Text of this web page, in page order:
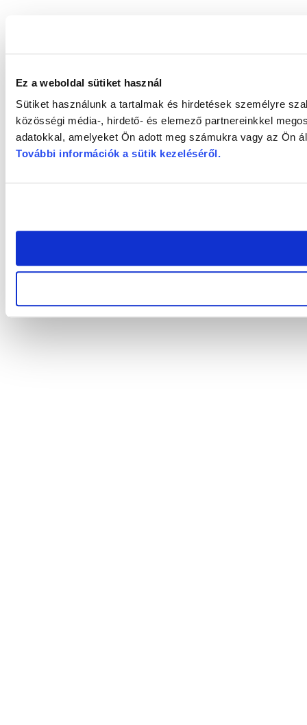
Ez a weboldal sütiket használ
Sütiket használunk a tartalmak és hirdetések személyre
közösségi média-, hirdető- és elemező partnereinkkel
adatokkal, amelyeket Ön adott meg számukra vagy az Ön
További információk a sütik kezeléséről.